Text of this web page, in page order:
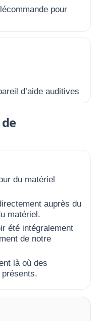
pour
d’aide auditives
du matériel
auprès du
matériel.
été intégralement
de notre
là où des